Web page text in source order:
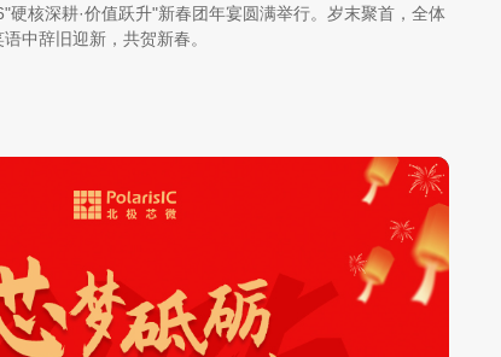
硬核深耕·价值跃升"新春团年宴圆满举行。岁末聚首，全体
中辞旧迎新，共贺新春。